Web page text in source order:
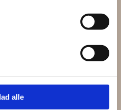
alle
ud af upcyclede
med en stor portion